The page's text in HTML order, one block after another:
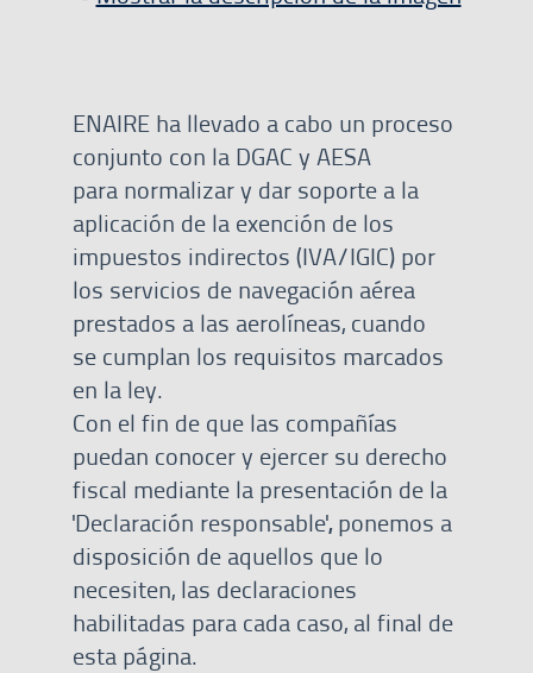
ENAIRE ha llevado a cabo un proceso
conjunto con la DGAC y AESA
para normalizar y dar soporte a la
aplicación de la exención de los
impuestos indirectos (IVA/IGIC) por
los servicios de navegación aérea
prestados a las aerolíneas, cuando
se cumplan los requisitos marcados
en la ley.
Con el fin de que las compañías
puedan conocer y ejercer su derecho
fiscal mediante la presentación de la
'Declaración responsable',ponemos a
disposición de aquellos que lo
necesiten, las declaraciones
habilitadas para cada caso, al final de
esta página.